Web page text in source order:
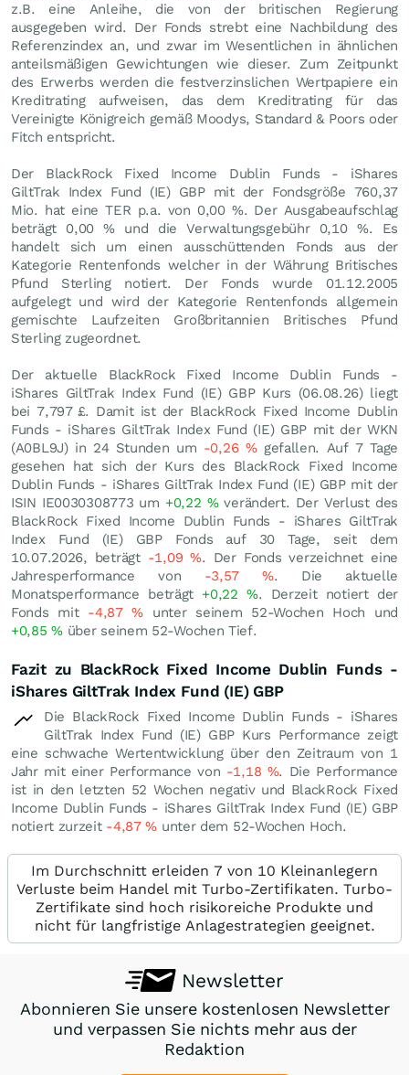
z.B. eine Anleihe, die von der britischen Regierung
ausgegeben wird. Der Fonds strebt eine Nachbildung des
Referenzindex an, und zwar im Wesentlichen in ähnlichen
anteilsmäßigen Gewichtungen wie dieser. Zum Zeitpunkt
des Erwerbs werden die festverzinslichen Wertpapiere ein
Kreditrating aufweisen, das dem Kreditrating für das
Vereinigte Königreich gemäß Moodys, Standard & Poors oder
Fitch entspricht.
Der BlackRock Fixed Income Dublin Funds - iShares
GiltTrak Index Fund (IE) GBP mit der Fondsgröße 760,37
Mio. hat eine TER p.a. von 0,00 %. Der Ausgabeaufschlag
beträgt 0,00 % und die Verwaltungsgebühr 0,10 %. Es
handelt sich um einen ausschüttenden Fonds aus der
Kategorie Rentenfonds welcher in der Währung Britisches
Pfund Sterling notiert. Der Fonds wurde 01.12.2005
aufgelegt und wird der Kategorie Rentenfonds allgemein
gemischte Laufzeiten Großbritannien Britisches Pfund
Sterling zugeordnet.
Der aktuelle BlackRock Fixed Income Dublin Funds -
iShares GiltTrak Index Fund (IE) GBP Kurs (06.08.26) liegt
bei 7,797 £. Damit ist der BlackRock Fixed Income Dublin
Funds - iShares GiltTrak Index Fund (IE) GBP mit der WKN
(A0BL9J) in 24 Stunden um -0,26 %gefallen. Auf 7 Tage
gesehen hat sich der Kurs des BlackRock Fixed Income
Dublin Funds - iShares GiltTrak Index Fund (IE) GBP mit der
ISIN IE0030308773 um +0,22 %verändert. Der Verlust des
BlackRock Fixed Income Dublin Funds - iShares GiltTrak
Index Fund (IE) GBP Fonds auf 30 Tage, seit dem
10.07.2026, beträgt -1,09%. Der Fonds verzeichnet eine
Jahresperformance von -3,57%. Die aktuelle
Monatsperformance beträgt +0,22 %. Derzeit notiert der
Fonds mit -4,87% unter seinem 52-Wochen Hoch und
+0,85%über seinem 52-Wochen Tief.
Fazit zu BlackRock Fixed Income Dublin Funds -
iShares GiltTrak Index Fund (IE) GBP
Die BlackRock Fixed Income Dublin Funds - iShares
GiltTrak Index Fund (IE) GBP Kurs Performance zeigt
eine schwache Wertentwicklung über den Zeitraum von 1
Jahr mit einer Performance von -1,18 %. Die Performance
ist in den letzten 52 Wochen negativ und BlackRock Fixed
Income Dublin Funds - iShares GiltTrak Index Fund (IE) GBP
notiert zurzeit -4,87% unter dem 52-Wochen Hoch.
Im Durchschnitt erleiden 7 von 10 Kleinanlegern
Verluste beim Handel mit Turbo-Zertifikaten. Turbo-
Zertifikate sind hoch risikoreiche Produkte und
nicht für langfristige Anlagestrategien geeignet.
Newsletter
Abonnieren Sie unsere kostenlosen Newsletter
und verpassen Sie nichts mehr aus der
Redaktion